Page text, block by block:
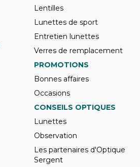
Lentilles
Lunettes de sport
Entretien lunettes
Verres de remplacement
PROMOTIONS
Bonnes affaires
Occasions
CONSEILS OPTIQUES
Lunettes
Observation
Les partenaires d'Optique
Sergent